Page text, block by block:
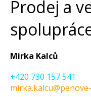
Prodej a
Mirka Kalců
+420 730 157 541
e
n
a
j
í
t
?